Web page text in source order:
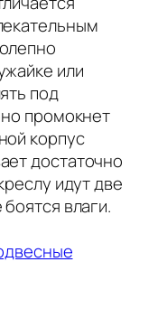
или
под
промокнет
корпус
достаточно
идут две
влаги.